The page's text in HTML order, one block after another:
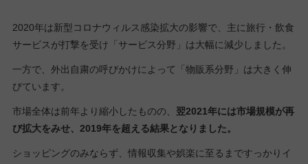
2020年は新型コロナウィルス感染拡大の影響で、主に旅行・飲食
サービスが打撃を受け「サービス分野」は大幅に減少しました。
一方で、外出自粛の呼びかけによって「物販系分野」は大きく伸
びています。
市場全体は前年より縮小したものの、 翌2021年には市場規模が再
び拡大をみせ、2019年を超える結果となりました。
ショッピングのみならず、情報収集や娯楽に至るまですっかりイ